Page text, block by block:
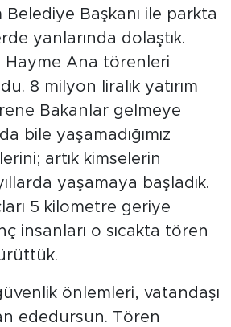
Belediye Başkanı ile parkta
yanlarında dolaştık.
Hayme Ana törenleri
8 milyon liralık yatırım
Bakanlar gelmeye
bile yaşamadığımız
artık kimselerin
yaşamaya başladık.
5 kilometre geriye
insanları o sıcakta tören
önlemleri, vatandaşı
ededursun. Tören